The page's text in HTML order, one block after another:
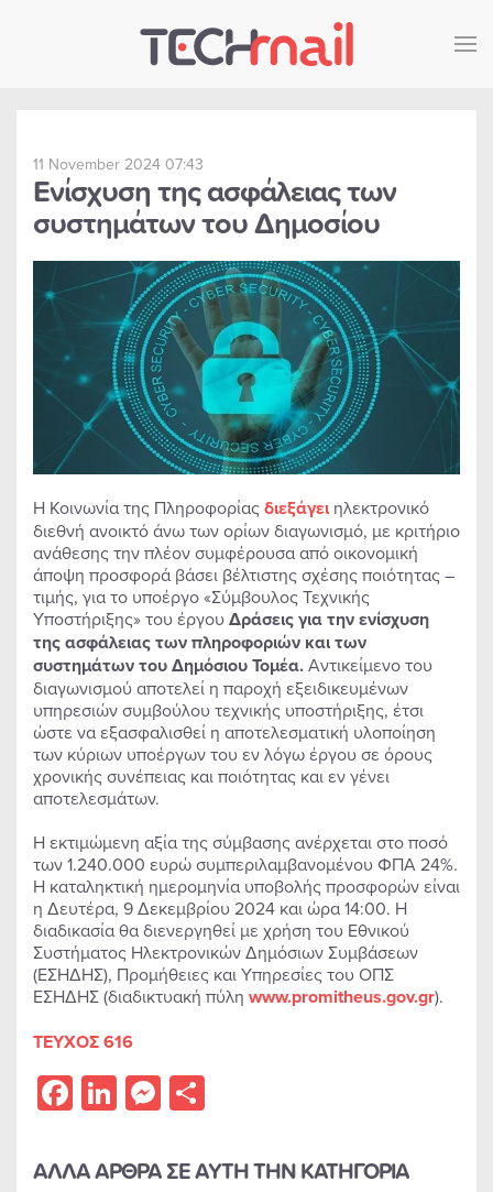
Skip to main content
11 November 2024 07:43
Ενίσχυση της ασφάλειας των
συστημάτων του Δημοσίου
Η Κοινωνία της Πληροφορίαςδιεξάγει ηλεκτρονικό
διεθνή ανοικτό άνω των ορίων διαγωνισμό, με κριτήριο
ανάθεσης την πλέον συμφέρουσα από οικονομική
άποψη προσφορά βάσει βέλτιστης σχέσης ποιότητας –
τιμής, για το υποέργο «Σύμβουλος Τεχνικής
Υποστήριξης» του έργουΔράσεις για την ενίσχυση
της ασφάλειας των πληροφοριών και των
συστημάτων του Δημόσιου Τομέα.Αντικείμενο του
διαγωνισμού αποτελεί η παροχή εξειδικευμένων
υπηρεσιών συμβούλου τεχνικής υποστήριξης, έτσι
ώστε να εξασφαλισθεί η αποτελεσματική υλοποίηση
των κύριων υποέργων του εν λόγω έργου σε όρους
χρονικής συνέπειας και ποιότητας και εν γένει
αποτελεσμάτων.
Η εκτιμώμενη αξία της σύμβασης ανέρχεται στο ποσό
των 1.240.000 ευρώ συμπεριλαμβανομένου ΦΠΑ 24%.
Η καταληκτική ημερομηνία υποβολής προσφορών είναι
η Δευτέρα, 9 Δεκεμβρίου 2024 και ώρα 14:00. Η
διαδικασία θα διενεργηθεί με χρήση του Εθνικού
Συστήματος Ηλεκτρονικών Δημόσιων Συμβάσεων
(ΕΣΗΔΗΣ), Προμήθειες και Υπηρεσίες του ΟΠΣ
ΕΣΗΔΗΣ (διαδικτυακή πύλη www.promitheus.gov.gr).
ΤΕΥΧΟΣ 616
Facebook
LinkedIn
Messenger
ΑΛΛΑ ΑΡΘΡΑ ΣΕ ΑΥΤΗ ΤΗΝ ΚΑΤΗΓΟΡΙΑ